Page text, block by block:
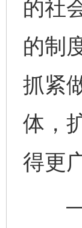
的社
的制
抓紧
体，
得更